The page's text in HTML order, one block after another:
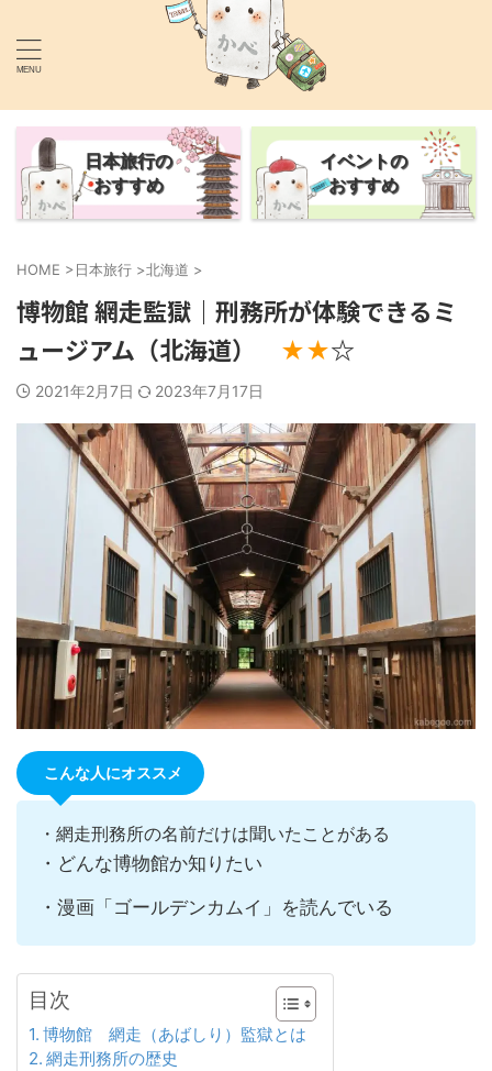
あなたの旅行を1.5倍楽しくするサイト
かべごえ旅行絵巻
日本旅行の
おすすめ
イベントの
おすすめ
HOME >日本旅行 >北海道 >
博物館 網走監獄｜刑務所が体験できるミ
ュージアム（北海道）
★★☆
2021年2月7日 2023年7月17日
こんな人にオススメ
・網走刑務所の名前だけは聞いたことがある
・どんな博物館か知りたい
・漫画「ゴールデンカムイ」を読んでいる
目次
博物館 網走（あばしり）監獄とは
網走刑務所の歴史